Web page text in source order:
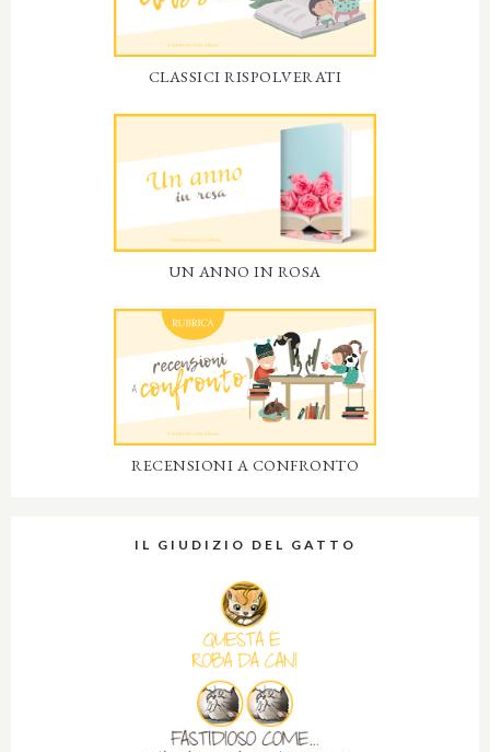
CLASSICI RISPOLVERATI
UN ANNO IN ROSA
RECENSIONI A CONFRONTO
IL GIUDIZIO DEL GATTO